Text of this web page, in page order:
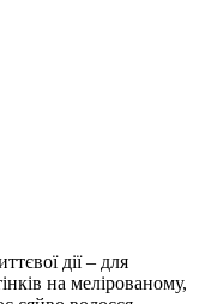
дії – для
на мелірованому,